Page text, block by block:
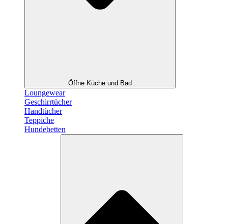
Öffne Küche und Bad
Loungewear
Geschirrtücher
Handtücher
Teppiche
Hundebetten